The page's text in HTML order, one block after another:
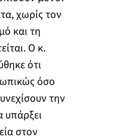
χωρίς τον
και τη
Ο κ.
ότι
όσο
την
υπάρξει
στον